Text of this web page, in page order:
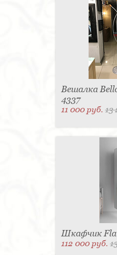
Вешалка
4337
11 000 руб.13
Шкафчик
112 000 руб.